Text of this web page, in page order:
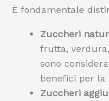
È fondamentale
Zuccheri
frutta,
sono
benefici per la
Zuccheri